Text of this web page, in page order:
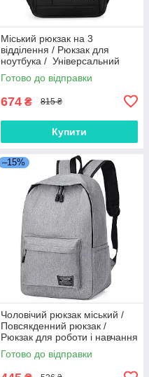
Міський рюкзак на 3
відділення / Рюкзак для
ноутбука / Універсальний
рюкзак Чорний
Готово до відправки
674 ₴ 815 ₴
Купити
–15%
Чоловічий рюкзак міський /
Повсякденний рюкзак /
Рюкзак для роботи і навчання
Сірий
Готово до відправки